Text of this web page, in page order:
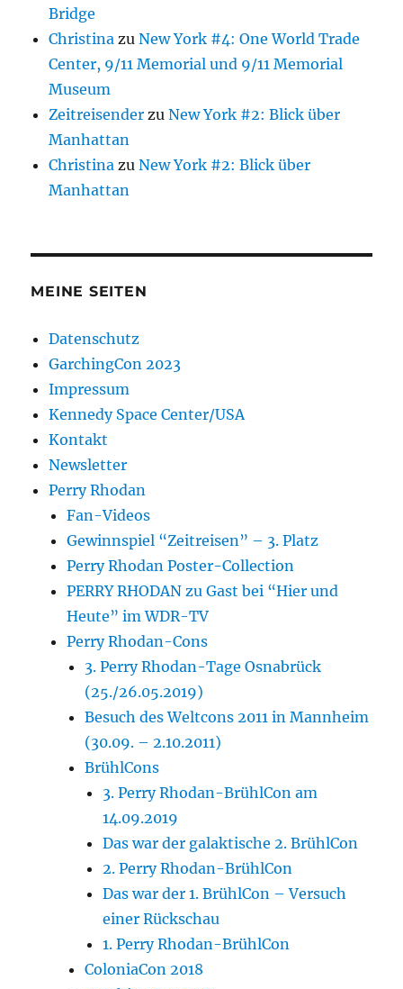
Bridge
Christina zuNew York #4: One World Trade
Center, 9/11 Memorial und 9/11 Memorial
Museum
Zeitreisender zuNew York #2: Blick über
Manhattan
Christina zuNew York #2: Blick über
Manhattan
MEINE SEITEN
Datenschutz
GarchingCon 2023
Impressum
Kennedy Space Center/USA
Kontakt
Newsletter
Perry Rhodan
Fan-Videos
Gewinnspiel “Zeitreisen” – 3. Platz
Perry Rhodan Poster-Collection
PERRY RHODAN zu Gast bei “Hier und
Heute” im WDR-TV
Perry Rhodan-Cons
3. Perry Rhodan-Tage Osnabrück
(25./26.05.2019)
Besuch des Weltcons 2011 in Mannheim
(30.09. – 2.10.2011)
BrühlCons
3. Perry Rhodan-BrühlCon am
14.09.2019
Das war der galaktische 2. BrühlCon
2. Perry Rhodan-BrühlCon
Das war der 1. BrühlCon – Versuch
einer Rückschau
1. Perry Rhodan-BrühlCon
ColoniaCon 2018